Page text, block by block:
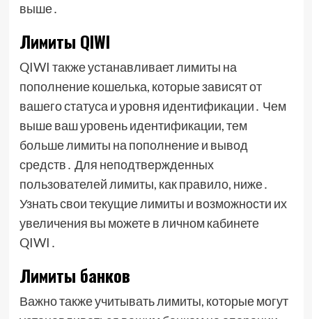
выше․
Лимиты QIWI
QIWI также устанавливает лимиты на
пополнение кошелька, которые зависят от
вашего статуса и уровня идентификации․ Чем
выше ваш уровень идентификации, тем
больше лимиты на пополнение и вывод
средств․ Для неподтвержденных
пользователей лимиты, как правило, ниже․
Узнать свои текущие лимиты и возможности их
увеличения вы можете в личном кабинете
QIWI․
Лимиты банков
Важно также учитывать лимиты, которые могут